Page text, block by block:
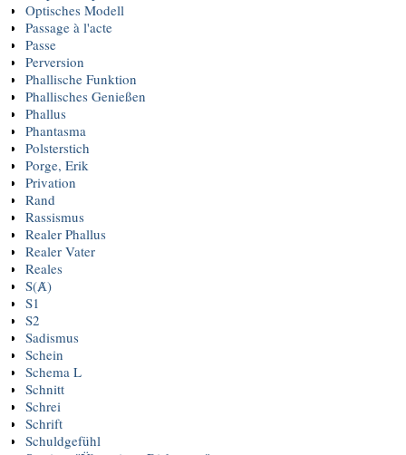
Optisches Modell
Passage à l'acte
Passe
Perversion
Phallische Funktion
Phallisches Genießen
Phallus
Phantasma
Polsterstich
Porge, Erik
Privation
Rand
Rassismus
Realer Phallus
Realer Vater
Reales
S(Ⱥ)
S1
S2
Sadismus
Schein
Schema L
Schnitt
Schrei
Schrift
Schuldgefühl